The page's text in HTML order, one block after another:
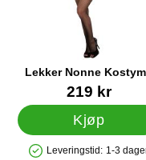
Lekker Nonne
Varenummer 18960
219 kr
Kjøp
Leveringstid: 1-3